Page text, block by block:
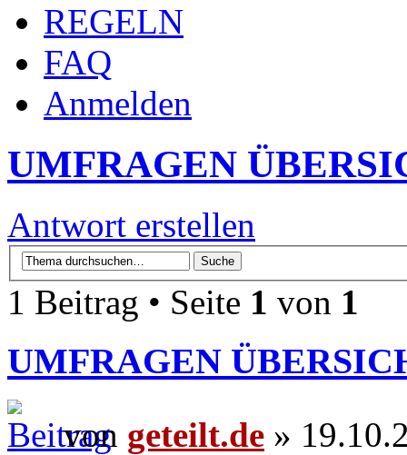
REGELN
FAQ
Anmelden
UMFRAGEN
Antwort erstellen
1 Beitrag • Seite 1 von 1
UMFRAGEN
von geteilt.de »